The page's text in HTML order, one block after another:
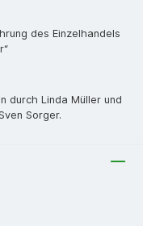
des Einzelhandels
durch Linda Müller und
Sorger.